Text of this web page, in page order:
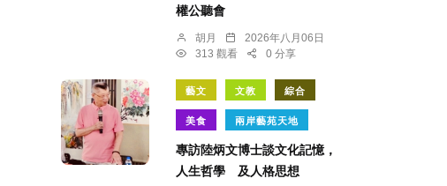
權公聽會
胡月
2026年八月06日
313 觀看
0 分享
藝文 文教 綜合
美食 兩岸藝苑天地
專訪陸炳文博士談文化記憶，
人生哲學 及人格思想